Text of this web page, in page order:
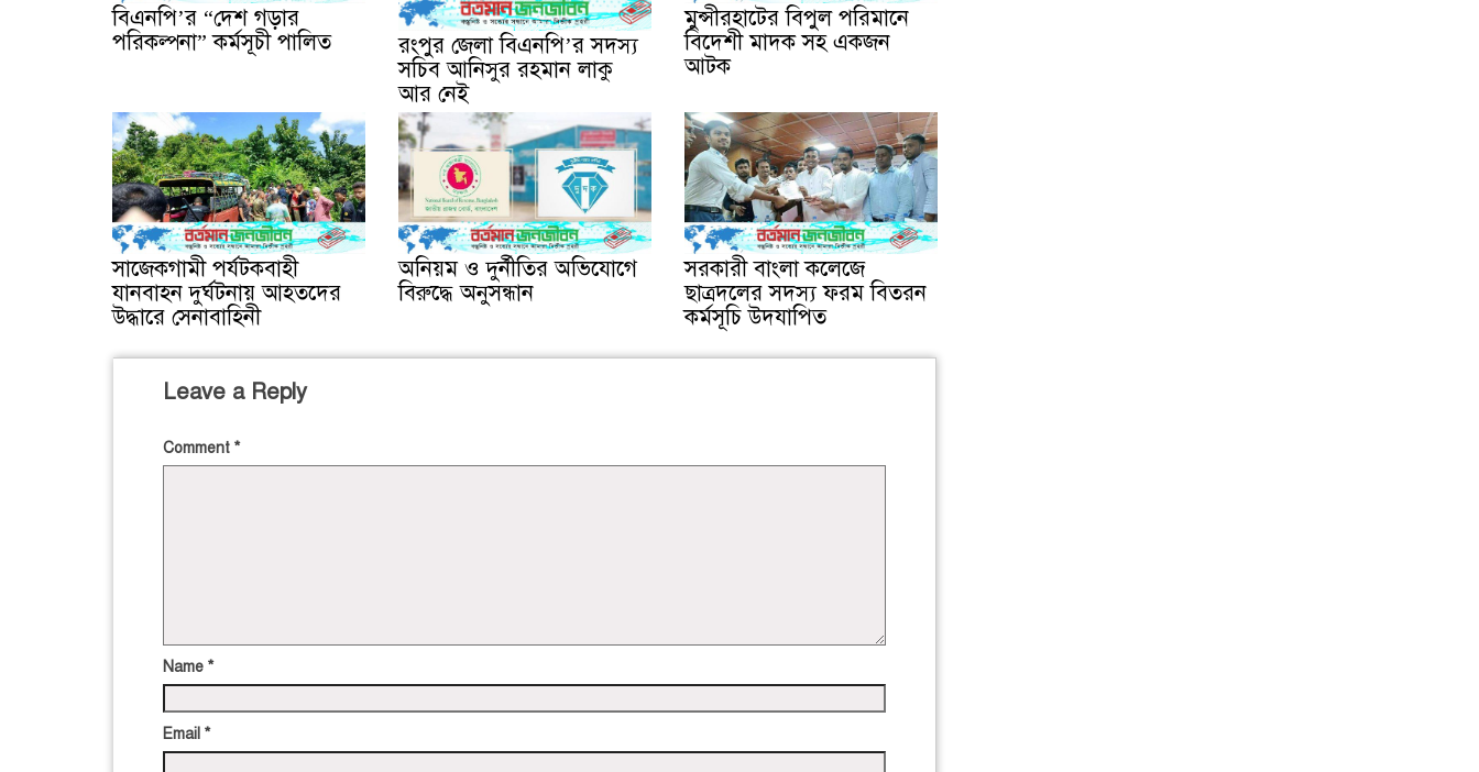
বিএনপি’র “দেশ গড়ার
পরিকল্পনা” কর্মসূচী পালিত
রংপুর জেলা বিএনপি’র সদস্য
সচিব আনিসুর রহমান লাকু
আর নেই
মুন্সীরহাটের বিপুল পরিমানে
বিদেশী মাদক সহ একজন
আটক
সাজেকগামী পর্যটকবাহী
যানবাহন দুর্ঘটনায় আহতদের
উদ্ধারে সেনাবাহিনী
অনিয়ম ও দুর্নীতির অভিযোগে
বিরুদ্ধে অনুসন্ধান
সরকারী বাংলা কলেজে
ছাত্রদলের সদস্য ফরম বিতরন
কর্মসূচি উদযাপিত
Leave a Reply
Comment *
Name *
Email *